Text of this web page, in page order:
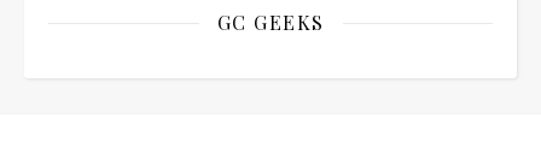
GC GEEKS